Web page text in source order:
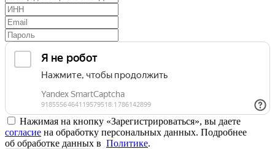
Нажимая на кнопку «Зарегистрироваться», вы даете
согласие на обработку персональных данных. Подробнее
об обработке данных в Политике.